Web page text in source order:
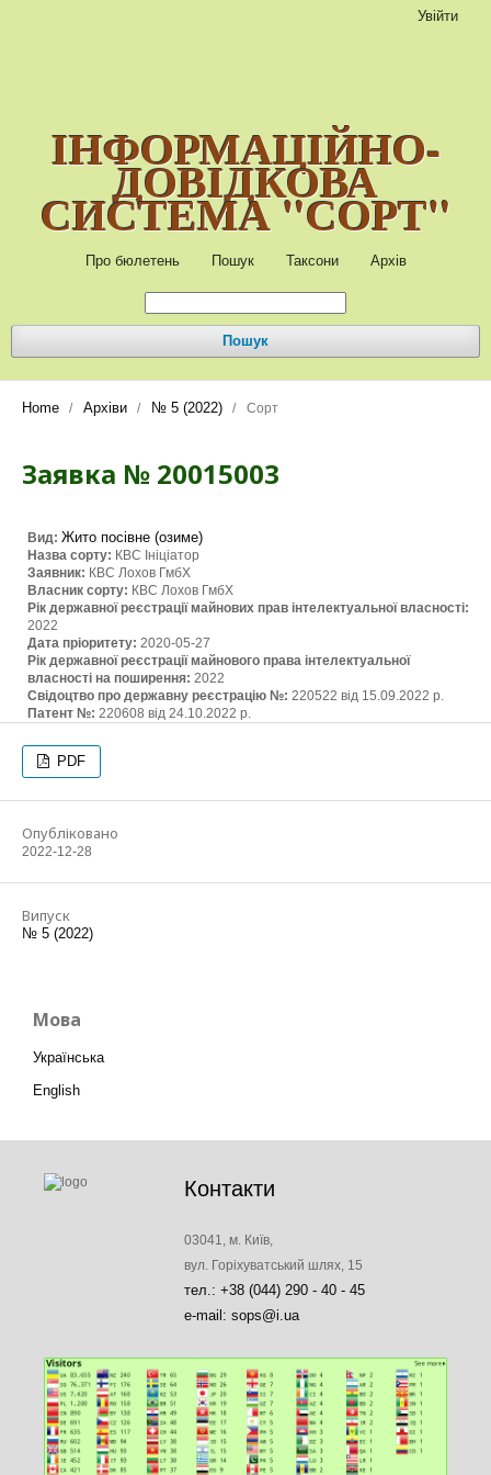
ІНФОРМАЦІЙНО-
ДОВІДКОВА
СИСТЕМА "СОРТ"
Про бюлетень Пошук Таксони Архів
Пошук
Увійти
Home / Архіви / № 5 (2022) / Сорт
Заявка № 20015003
Вид: Жито посівне (озиме)
Назва сорту: КВС Ініціатор
Заявник: КВС Лохов ГмбХ
Власник сорту: КВС Лохов ГмбХ
Рік державної реєстрації майнових прав інтелектуальної власності:
2022
Дата пріоритету: 2020-05-27
Рік державної реєстрації майнового права інтелектуальної
власності на поширення: 2022
Свідоцтво про державну реєстрацію №: 220522 від 15.09.2022 р.
Патент №: 220608 від 24.10.2022 р.
PDF
Опубліковано
2022-12-28
Випуск
№ 5 (2022)
Мова
Українська
English
Контакти
03041, м. Київ,
вул. Горіхуватський шлях, 15
тел.: +38 (044) 290 - 40 - 45
e-mail: sops@i.ua